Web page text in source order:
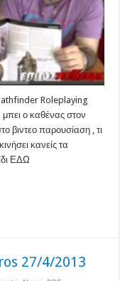
Roleplaying
ο καθένας στον
βιντεο παρουσίαση , τι
κανείς τα
ΕΔΩ
27/4/2013